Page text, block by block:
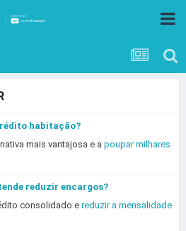
habitação?
mais vantajosa e a poupar milhares
reduzir encargos?
consolidado e reduzir a mensalidade